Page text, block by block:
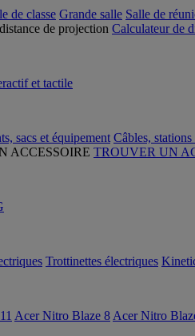
de classe Grande salle Salle de
Calculateur de
et tactile
sacs et équipement Câbles,
TROUVER UN
Trottinettes électriques
Acer Nitro Blaze 8 Acer Nitro